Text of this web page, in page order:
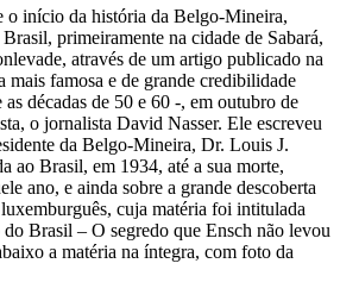
o início da história da Belgo-Mineira,
primeiramente na cidade de Sabará,
através de um artigo publicado na
mais famosa e de grande credibilidade
décadas de 50 e 60 -, em outubro de
o jornalista David Nasser. Ele escreveu
da Belgo-Mineira, Dr. Louis J.
ao Brasil, em 1934, até a sua morte,
ano, e ainda sobre a grande descoberta
cuja matéria foi intitulada
Brasil – O segredo que Ensch não levou
a matéria na íntegra, com foto da